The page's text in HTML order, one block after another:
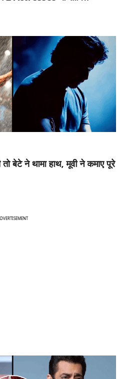
तो बेटे ने थामा हाथ, मूवी ने कमाए पूरे